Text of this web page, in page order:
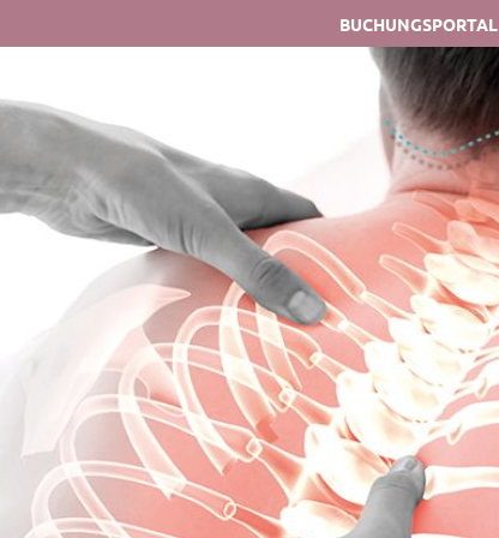
BUCHUNGSPORTAL